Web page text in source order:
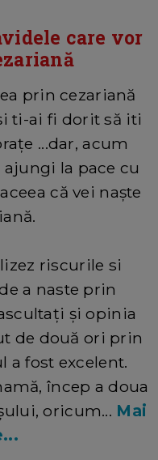
care vor
prin cezariană
ti-ai fi dorit să iti
...dar, acum
la pace cu
că vei naște
riscurile si
a naste prin
și opinia
de două ori prin
a fost excelent.
încep a doua
oricum... Mai